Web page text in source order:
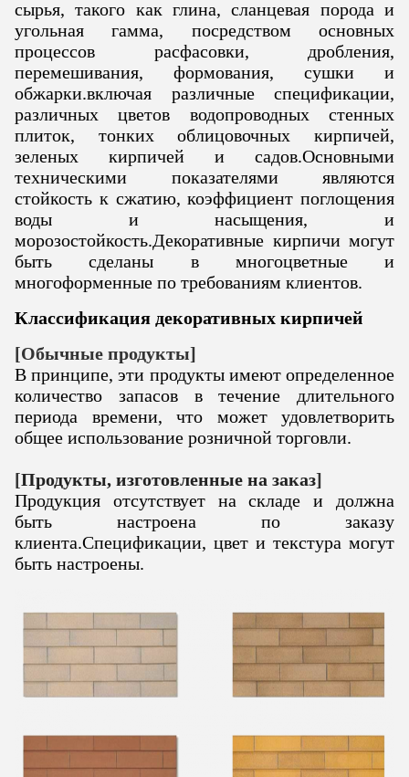
сырья, такого как глина, сланцевая порода и
угольная гамма, посредством основных
процессов расфасовки, дробления,
перемешивания, формования, сушки и
обжарки.включая различные спецификации,
различных цветов водопроводных стенных
плиток, тонких облицовочных кирпичей,
зеленых кирпичей и садов.Основными
техническими показателями являются
стойкость к сжатию, коэффициент поглощения
воды и насыщения, и
морозостойкость.Декоративные кирпичи могут
быть сделаны в многоцветные и
многоформенные по требованиям клиентов.
Классификация декоративных кирпичей
[Обычные продукты]
В принципе, эти продукты имеют определенное
количество запасов в течение длительного
периода времени, что может удовлетворить
общее использование розничной торговли.
[Продукты, изготовленные на заказ]
Продукция отсутствует на складе и должна
быть настроена по заказу
клиента.Спецификации, цвет и текстура могут
быть настроены.